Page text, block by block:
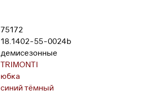
75172
18.1402-55-0024b
демисезонные
TRIMONTI
юбка
синий тёмный